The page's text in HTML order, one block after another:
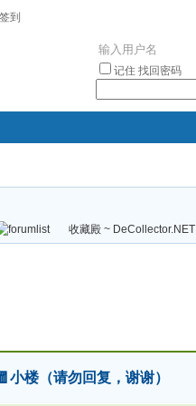
到
记住 找回密码
褔
袠袠袥眩褦
收藏殿 ~ DeCollector.NET
小楼（请勿回复，谢谢）